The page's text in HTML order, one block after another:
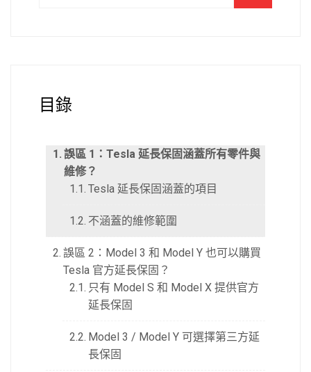
目錄
誤區 1：Tesla 延長保固涵蓋所有零件與
維修？
Tesla 延長保固涵蓋的項目
不涵蓋的維修範圍
誤區 2：Model 3 和 Model Y 也可以購買
Tesla 官方延長保固？
只有 Model S 和 Model X 提供官方
延長保固
Model 3 / Model Y 可選擇第三方延
長保固